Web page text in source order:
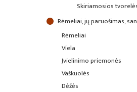
skiriamosios
rėmeliai, jų paruošimas,
rėmeliai
viela
įvielinimo priemonės
vaškuolės
dėžės